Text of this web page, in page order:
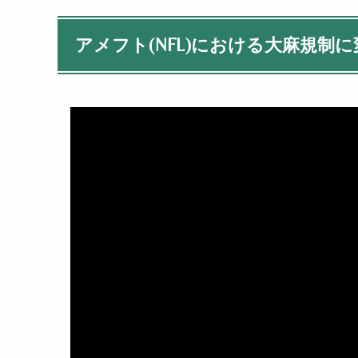
アメフト(NFL)における大麻規制